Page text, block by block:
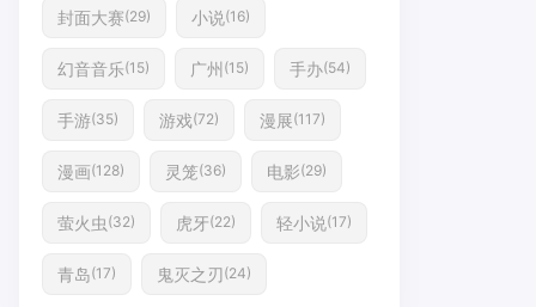
封面大赛(29) 小说(16)
幻音音乐(15) 广州 (15) 手办(54)
手游(35) 游戏(72) 漫展(117)
漫画(128) 灵笼(36) 电影(29)
萤火虫 (32) 虎牙(22) 轻小说(17)
青岛(17) 鬼灭之刃(24)